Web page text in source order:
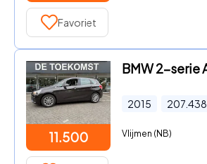
Favoriet
11.500
2015 207.438
Vlijmen (NB)